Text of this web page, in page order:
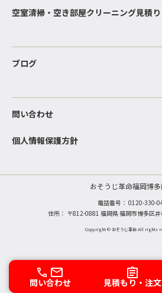
問い合わせ 見積もり・注文
空室清掃・空き部屋クリーニング見積り
ブログ
問い合わせ
個人情報保護方針
おそうじ革命福岡博
電話番号： 0120-330-
住所： 〒812-0881 福岡県 福岡市博多区
Copyright © おそうじ革命 All rights